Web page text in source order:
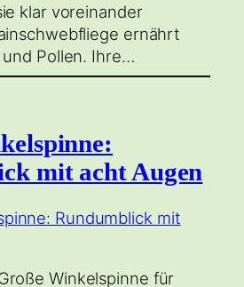
klar voreinander
ernährt
Pollen. Ihre…
mit acht Augen
Winkelspinne für